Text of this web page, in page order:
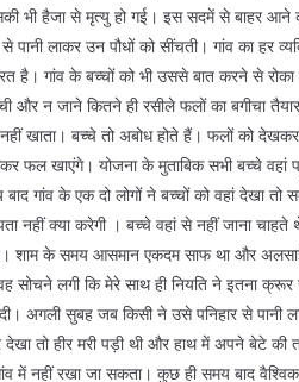
भी हैजा से मृत्यु हो गई। इस सदमें से बाहर आने
पानी लाकर उन पौधों को सींचती। गांव का हर
गांव के बच्चों को भी उससे बात करने से रोका
न जाने कितने ही रसीले फलों का बगीचा तैयार
खाता। बच्चे तो अबोध होते हैं। फलों को
फल खाएंगे। योजना के मुताबिक सभी बच्चे वहां
के एक दो लोगों ने बच्चों को वहां देखा तो
क्या करेगी । बच्चे वहां से नहीं जाना चाहते थे
के समय आसमान एकदम साफ था और अलसाई
लगी कि मेरे साथ ही नियति ने इतना
अगली सुबह जब किसी ने उसे पनिहार से पानी
तो हीर मरी पड़ी थी और हाथ में अपने बेटे की
में नहीं रखा जा सकता। कुछ ही समय बाद